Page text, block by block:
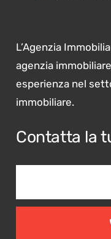
L’Agenzia
agenzia
esperienza nel
immobiliare.
Contatta la